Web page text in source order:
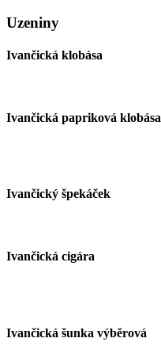
Uzeniny
Ivančická klobása
Ivančická papriková klobása
Ivančický špekáček
Ivančická cigára
Ivančická šunka výběrová